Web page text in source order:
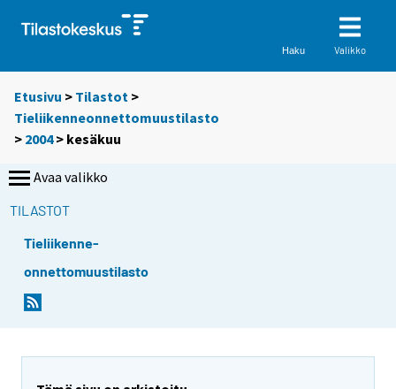
Haku Valikko
Etusivu > Tilastot >
Tieliikenneonnettomuustilasto
> 2004> kesäkuu
Avaa valikko
TILASTOT
Tieliikenne-
onnettomuustilasto